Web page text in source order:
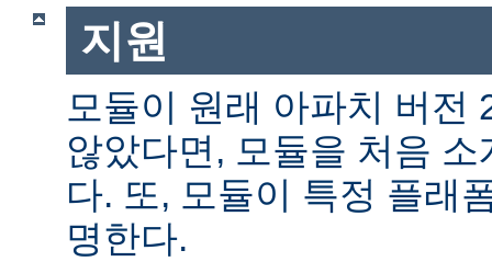
지원
모듈이 원래 아파치 버전
않았다면, 모듈을 처음
다. 또, 모듈이 특정 플래
명한다.